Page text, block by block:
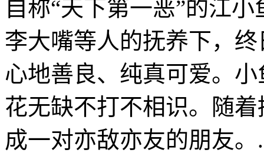
自称“天下第一恶”的江
李大嘴等人的抚养下，
心地善良、纯真可爱。
花无缺不打不相识。随
成一对亦敌亦友的朋友